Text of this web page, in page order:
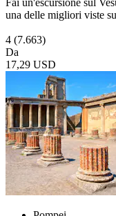
Fai un'escursione sul
una delle migliori viste
4 (7.663)
Da
17,29 USD